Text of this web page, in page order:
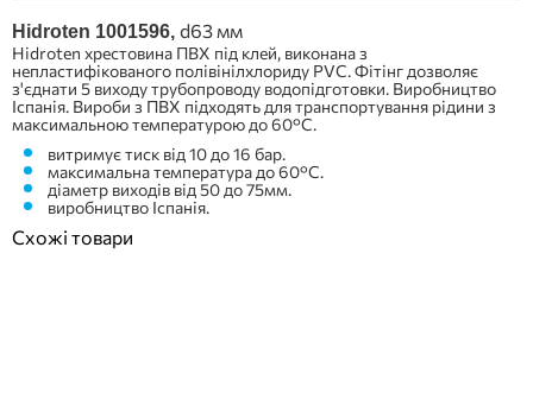
Hidroten 1001596, d63 мм
Hidroten хрестовина ПВХ під клей, виконана з
непластифікованого полівінілхлориду PVC. Фітінг дозволяє
з'єднати 5 виходу трубопроводу водопідготовки. Виробництво
Іспанія. Вироби з ПВХ підходять для транспортування рідини з
максимальною температурою до 60°C.
витримує тиск від 10 до 16 бар.
максимальна температура до 60°C.
діаметр виходів від 50 до 75мм.
виробництво Іспанія.
Схожі товари